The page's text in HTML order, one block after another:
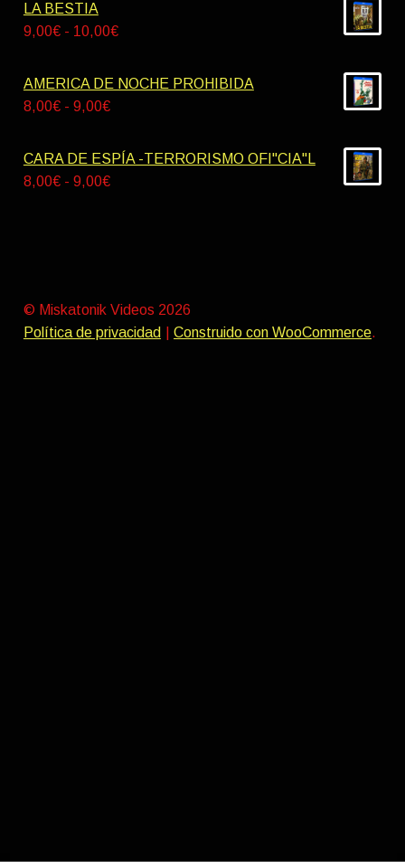
desde
9,00€
LA BESTIA
9,00€ - 10,00€Rango
precios:
10,00€
AMERICA DE NOCHE PROHIBIDA
8,00€ - 9,00€Rango
precios:
desde
CARA DE ESPÍA -TERRORISMO OFI"CIA"L
8,00€ - 9,00€Rango
9,00€
© Miskatonik Videos 2026
Política de privacidad
Construido con WooCommerce.